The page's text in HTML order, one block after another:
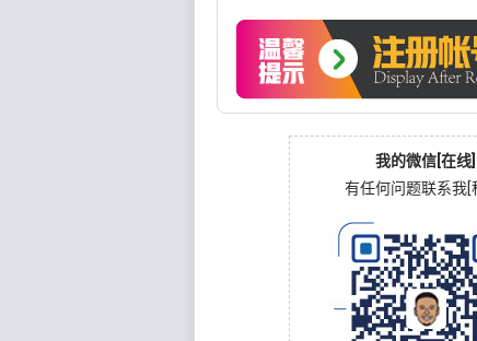
我的微信[在线]
有任何问题联系我[